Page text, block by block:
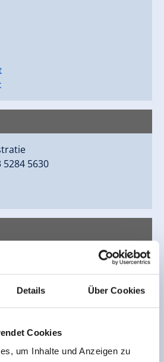
Details Über Cookies
Cookies
um Inhalte und Anzeigen zu
dagelijks boekbaar
5284 5630